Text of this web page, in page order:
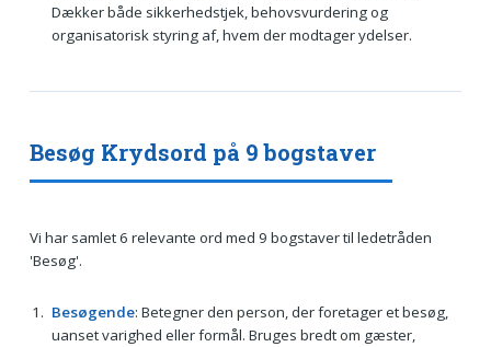
Dækker både sikkerhedstjek, behovsvurdering og
organisatorisk styring af, hvem der modtager ydelser.
Besøg Krydsord på 9 bogstaver
Vi har samlet 6 relevante ord med 9 bogstaver til ledetråden
'Besøg'.
Besøgende: Betegner den person, der foretager et besøg,
uanset varighed eller formål. Bruges bredt om gæster,